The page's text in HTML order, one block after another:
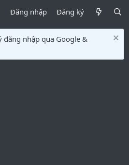
Đăng nhập Đăng ký
nhập qua Google &